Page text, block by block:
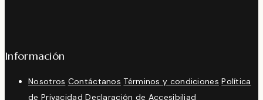
Información
Nosotros Contáctanos Términos y condiciones Política
de Privacidad Declaración de Accesibiliad